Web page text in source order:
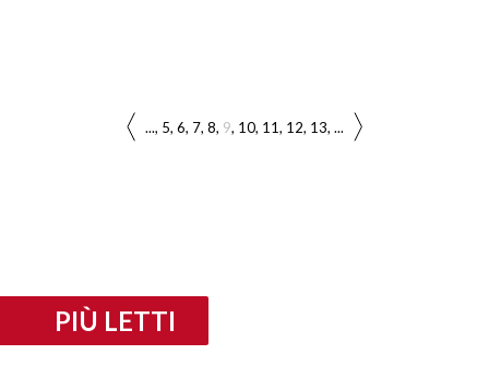
... 5 6 7 8 9 10 11 12 13 ...
PIÙ LETTI